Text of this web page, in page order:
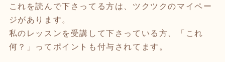
これを読んで下さってる方は、ツクツクのマイペー
ジがあります。
私のレッスンを受講して下さっている方、「これ
何？」ってポイントも付与されてます。